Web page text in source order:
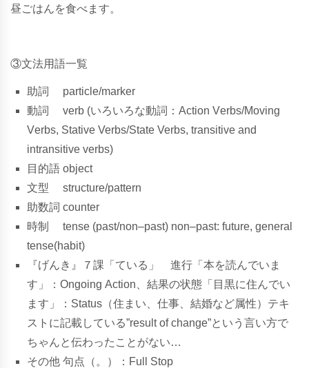
昼ごはんを食べま す。
③文法用語一覧
助詞 partic e/marker
動詞 verb (いろいろな動詞： Action Verbs/Moving
Verbs, Stative Verbs/State Verbs, transitive and
intransitive verbs)
目 的語 object
文型 structure/pattern
助数詞 counter
時制 tense (past/non–past) non–past: future, genera
tense(habit)
『げんき』 ７ 課 「 ている 」 進行「本を読んでいま
す」
： Ongoing Action、 結果の状態「目黒に住んでい
ます」
： Status （住 ま い 仕事 結婚など属性）テキ
ストに記載している”result of change”という言い方で
ちゃんと伝わったことがない…
その他 句点 （ 。 ）： Fu Stop